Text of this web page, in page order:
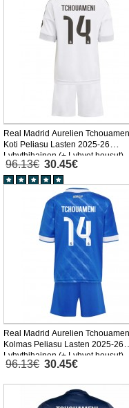
Real Madrid Aurelien
Koti Peliasu Lasten 2025-26
Lyhythihainen (+ Lyhyet housut)
96.13€ 30.45€
Real Madrid Aurelien
Kolmas Peliasu Lasten 2025-26
Lyhythihainen (+ Lyhyet housut)
96.13€ 30.45€